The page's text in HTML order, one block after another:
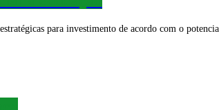
para investimento de acordo com o